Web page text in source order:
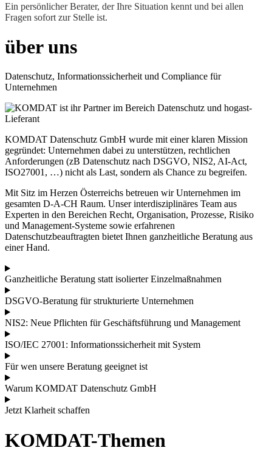
Ein persönlicher Berater, der Ihre Situation kennt und bei allen
Fragen sofort zur Stelle ist.
über uns
Datenschutz, Informationssicherheit und Compliance für
Unternehmen
KOMDAT Datenschutz GmbH wurde mit einer klaren Mission
gegründet: Unternehmen dabei zu unterstützen, rechtlichen
Anforderungen (zB Datenschutz nach DSGVO, NIS2, AI-Act,
ISO27001, …) nicht als Last, sondern als Chance zu begreifen.
Mit Sitz im Herzen Österreichs betreuen wir Unternehmen im
gesamten D-A-CH Raum. Unser interdisziplinäres Team aus
Experten in den Bereichen Recht, Organisation, Prozesse, Risiko
und Management-Systeme sowie erfahrenen
Datenschutzbeauftragten bietet Ihnen ganzheitliche Beratung aus
einer Hand.
Ganzheitliche Beratung statt isolierter Einzelmaßnahmen
DSGVO-Beratung für strukturierte Unternehmen
NIS2: Neue Pflichten für Geschäftsführung und Management
ISO/IEC 27001: Informationssicherheit mit System
Für wen unsere Beratung geeignet ist
Warum KOMDAT Datenschutz GmbH
Jetzt Klarheit schaffen
KOMDAT-Themen